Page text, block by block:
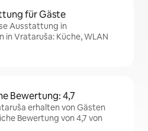
für Gäste
Ausstattung in
in Vrataruša: Küche, WLAN
Bewertung: 4,7
erhalten von Gästen
Bewertung von 4,7 von